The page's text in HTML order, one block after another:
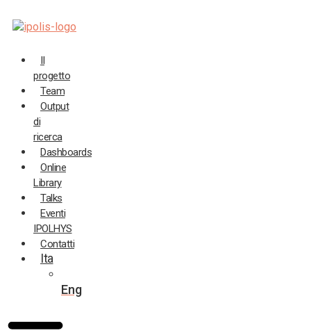
al
Il
progetto
Team
Output
di
ricerca
Dashboards
Online
Library
Talks
Eventi
IPOLHYS
Contatti
Ita
Eng